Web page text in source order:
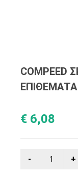
COMPEED
ΕΠΙΘΕΜΑΤΑ
€ 6,08